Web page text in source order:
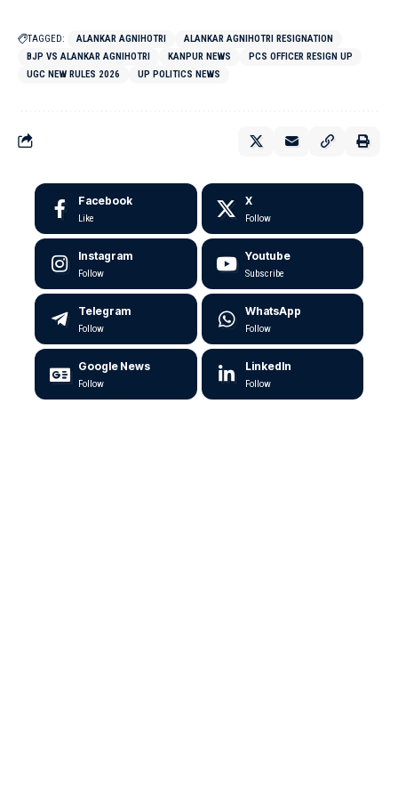
TAGGED: ALANKAR AGNIHOTRI
ALANKAR AGNIHOTRI RESIGNATION
BJP VS ALANKAR AGNIHOTRI
KANPUR NEWS
PCS OFFICER RESIGN UP
UGC NEW RULES 2026
UP POLITICS NEWS
Facebook
Like
X
Follow
Instagram
Follow
Youtube
Subscribe
Telegram
Follow
WhatsApp
Follow
Google News
Follow
LinkedIn
Follow